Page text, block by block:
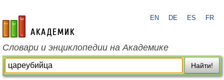
academic.ru
EN DE ES FR
Словари и энциклопедии на Академике
Найти!